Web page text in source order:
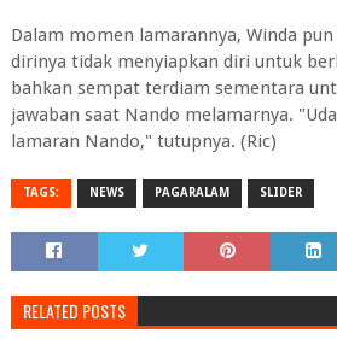
Dalam momen lamarannya, Winda
dirinya tidak menyiapkan diri untuk
bahkan sempat terdiam sementara
jawaban saat Nando melamarnya.
lamaran Nando," tutupnya. (Ric)
TAGS: NEWS PAGARALAM SLIDER
RELATED POSTS